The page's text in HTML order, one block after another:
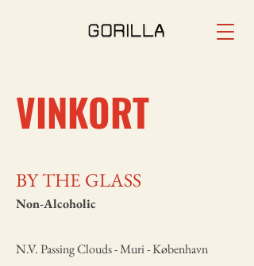
VINKORT
BY THE GLASS
Non-Alcoholic
N.V. Passing Clouds - Muri - København